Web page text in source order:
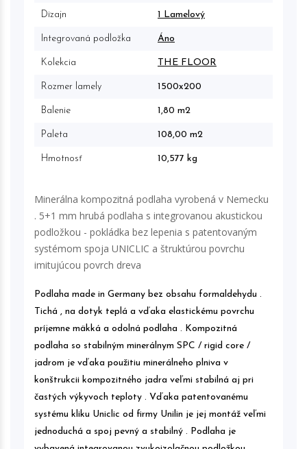
Dizajn 1 Lamelový
Integrovaná podložka Áno
Kolekcia THE FLOOR
Rozmer lamely 1500x200
Balenie 1,80 m2
Paleta 108,00 m2
Hmotnosť 10,577 kg
Minerálna kompozitná podlaha vyrobená v Nemecku
. 5+1 mm hrubá podlaha s integrovanou akustickou
podložkou - pokládka bez lepenia s patentovaným
systémom spoja UNICLIC a štruktúrou povrchu
imitujúcou povrch dreva
Podlaha made in Germany bez obsahu formaldehydu .
Tichá , na dotyk teplá a vďaka elastickému povrchu
príjemne mäkká a odolná podlaha . Kompozitná
podlaha so stabilným minerálnym SPC / rigid core /
jadrom je vďaka použitiu minerálneho plniva v
konštrukcii kompozitného jadra veľmi stabilná aj pri
častých výkyvoch teploty . Vďaka patentovanému
systému kliku Uniclic od firmy Unilin je jej montáž veľmi
jednoduchá a spoj pevný a stabilný . Podlaha je